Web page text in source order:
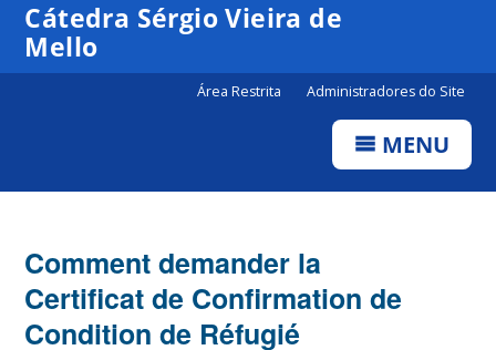
Cátedra Sérgio Vieira de
Mello
Área Restrita Administradores do Site
MENU
Comment demander la
Certificat de Confirmation de
Condition de Réfugié